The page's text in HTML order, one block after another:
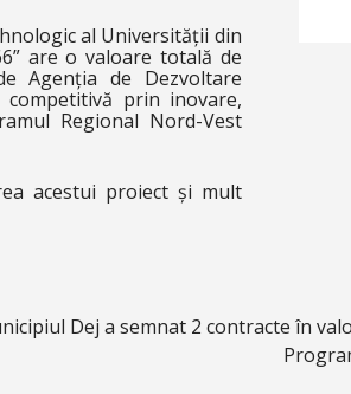
al Universității din
are o valoare totală de
Agenția de Dezvoltare
prin inovare,
Regional Nord-Vest
acestui proiect și mult
Dej a semnat 2 contracte în